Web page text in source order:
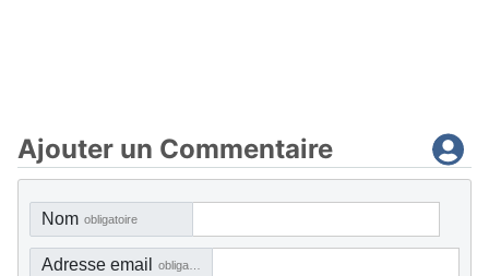
Ajouter un Commentaire
Nom obligatoire
Adresse email